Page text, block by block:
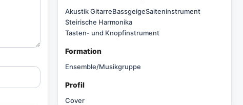
Akustik GitarreBassgeigeSaiteninstrument
Steirische Harmonika
Tasten- und Knopfinstrument
Formation
Ensemble/Musikgruppe
Profil
Cover